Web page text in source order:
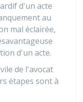
d'un acte
au
mal éclairée,
d'un acte.
de l'avocat
étapes sont à